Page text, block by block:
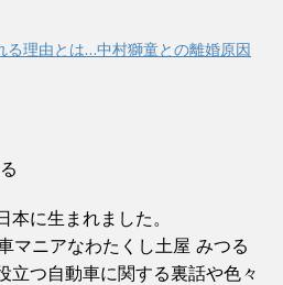
る理由とは…中村獅童との離婚原因
に生まれました。
マニアなわたくし土屋 みつる
立つ自動車に関する裏話や色々